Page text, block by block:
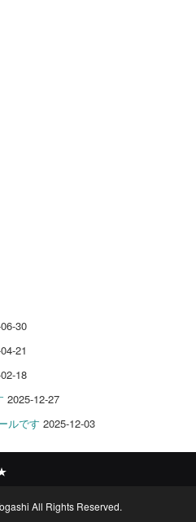
30
21
18
2025-12-27
ルです 2025-12-03
All Rights Reserved.